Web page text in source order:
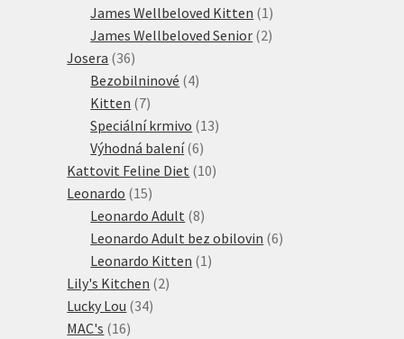
produktů
James Wellbeloved Kitten 1 1
produkt
James Wellbeloved Senior 22
Josera 3636
produktů
Bezobilninové 44
Kitten 77
produktů
Speciální krmivo 1313
Výhodná balení 66
produktů
Kattovit Feline Diet 1010
Leonardo 1515
produktů
Leonardo Adult 88
produktů
Leonardo Adult bez obilovin 66
Leonardo Kitten 1 1
Lily's Kitchen 22
Lucky Lou 3434
MAC's 1616